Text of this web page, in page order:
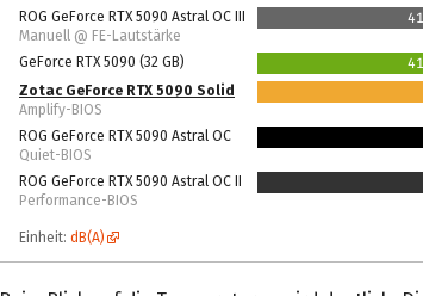
ROG GeForce RTX 5090 Astral OC III
Manuell @ FE-Lautstärke
GeForce RTX 5090 (32 GB)
Zotac GeForce RTX 5090 Solid
Amplify-BIOS
ROG GeForce RTX 5090 Astral OC
Quiet-BIOS
ROG GeForce RTX 5090 Astral OC II
Performance-BIOS
Einheit: dB(A)